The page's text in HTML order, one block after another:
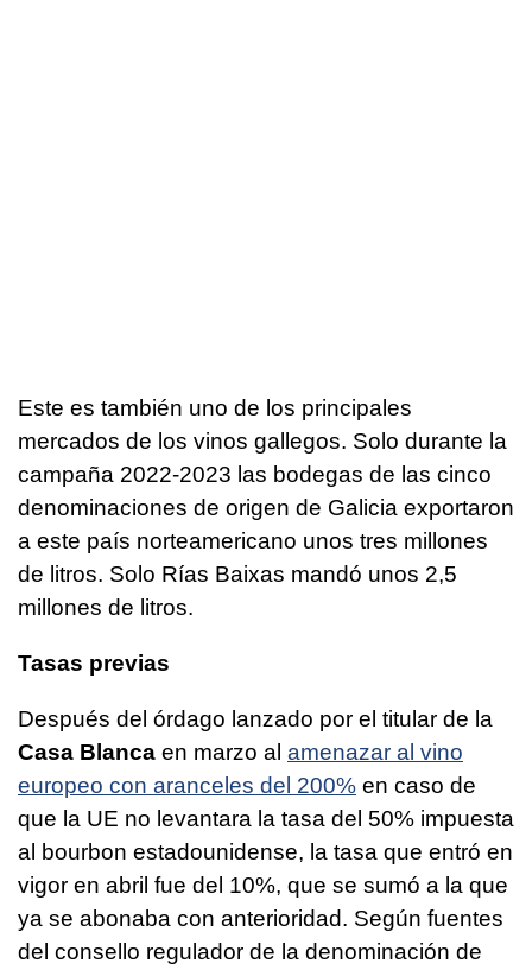
Este es también uno de los principales
mercados de los vinos gallegos. Solo durante la
campaña 2022-2023 las bodegas de las cinco
denominaciones de origen de Galicia exportaron
a este país norteamericano unos tres millones
de litros. Solo Rías Baixas mandó unos 2,5
millones de litros.
Tasas previas
Después del órdago lanzado por el titular de la
Casa Blanca en marzo al amenazar al vino
europeo con aranceles del 200% en caso de
que la UE no levantara la tasa del 50% impuesta
al bourbon estadounidense, la tasa que entró en
vigor en abril fue del 10%, que se sumó a la que
ya se abonaba con anterioridad. Según fuentes
del consello regulador de la denominación de